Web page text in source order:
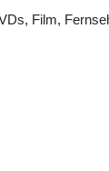
Film,